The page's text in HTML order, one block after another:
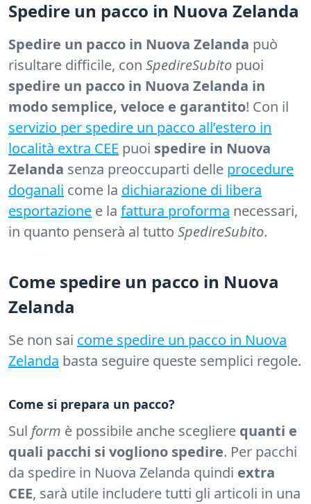
Spedire un pacco in Nuova Zelanda
Spedire un pacco in Nuova Zelanda può
risultare difficile, con SpedireSubito puoi
spedire un pacco in Nuova Zelanda in
modo semplice, veloce e garantito! Con il
servizio per spedire un pacco all’estero in
località extra CEE puoi spedire in Nuova
Zelanda senza preoccuparti delle procedure
doganali come la dichiarazione di libera
esportazione e la fattura proforma necessari,
in quanto penserà al tutto SpedireSubito.
Come spedire un pacco in Nuova
Zelanda
Se non sai come spedire un pacco in Nuova
Zelanda basta seguire queste semplici regole.
Come si prepara un pacco?
Sul form è possibile anche scegliere quanti e
quali pacchi si vogliono spedire. Per pacchi
da spedire in Nuova Zelanda quindi extra
CEE, sarà utile includere tutti gli articoli in una